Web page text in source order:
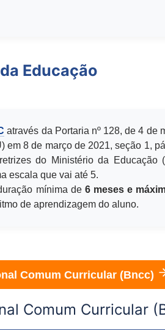
Educação
através da Portaria nº 128, de 4 de
8 de março de 2021, seção 1,
do Ministério da Educação
escala que vai até 5.
mínima de 6 meses e
de aprendizagem do aluno.
Comum Curricular (Bncc)
Comum Curricular